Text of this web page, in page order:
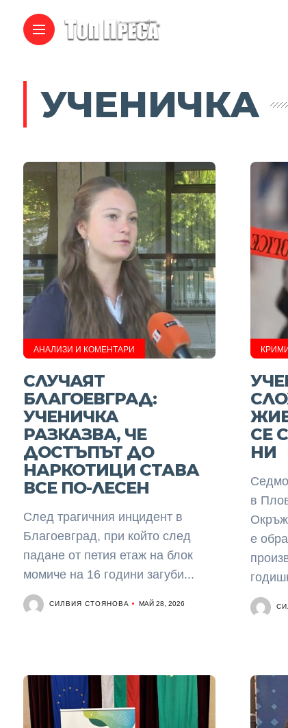
УЧЕНИЧКА
АНАЛИЗИ И КОМЕНТАРИ
СЛУЧАЯТ
БЛАГОЕВГРАД:
УЧЕНИЧКА
РАЗКАЗВА, ЧЕ
ДОСТЪПЪТ ДО
НАРКОТИЦИ СТАВА
ВСЕ ПО-ЛЕСЕН
След трагичния инцидент в
Благоевград, при който след
падане от петия етаж на блок
момиче на 16 години загуби...
СИЛВИЯ СТОЯНОВА МАЙ 28, 2026
КРИМИ
СЕ
НИ
в
е